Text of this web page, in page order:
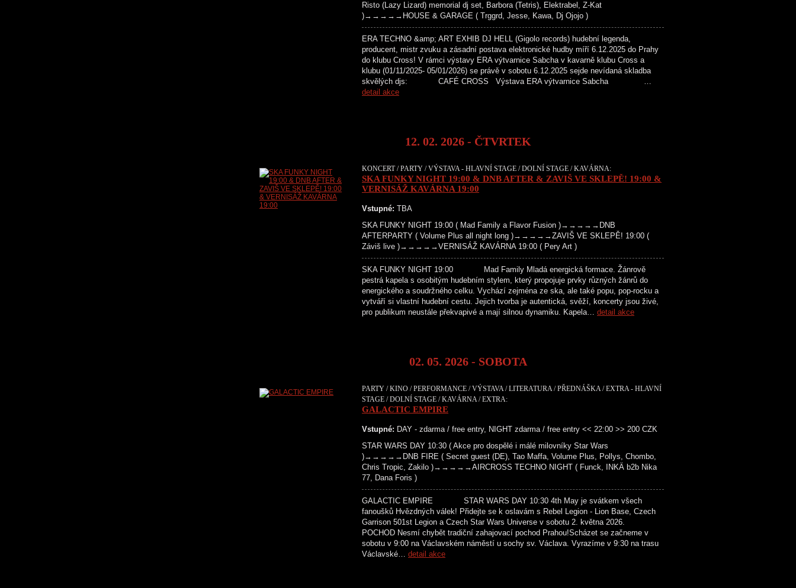
Risto (Lazy Lizard) memorial dj set, Barbora (Tetris), Elektrabel, Z-Kat
)→→→→→HOUSE & GARAGE ( Trggrd, Jesse, Kawa, Dj Ojojo )
ERA TECHNO &amp; ART EXHIB DJ HELL (Gigolo records) hudební legenda,
producent, mistr zvuku a zásadní postava elektronické hudby míří 6.12.2025 do Prahy
do klubu Cross! V rámci výstavy ERA výtvarnice Sabcha v kavarně klubu Cross a
klubu (01/11/2025- 05/01/2026) se právě v sobotu 6.12.2025 sejde nevídaná skladba
skvělých djs: CAFÉ CROSS Výstava ERA výtvarnice Sabcha …
detail akce
12. 02. 2026 - ČTVRTEK
KONCERT / PARTY / VÝSTAVA - HLAVNÍ STAGE / DOLNÍ STAGE / KAVÁRNA:
SKA FUNKY NIGHT 19:00 & DNB AFTER & ZAVIŠ VE SKLEPĚ! 19:00 &
VERNISÁŽ KAVÁRNA 19:00
Vstupné: TBA
SKA FUNKY NIGHT 19:00 ( Mad Family a Flavor Fusion )→→→→→DNB
AFTERPARTY ( Volume Plus all night long )→→→→→ZAVIŠ VE SKLEPĚ! 19:00 (
Záviš live )→→→→→VERNISÁŽ KAVÁRNA 19:00 ( Pery Art )
SKA FUNKY NIGHT 19:00 Mad Family Mladá energická formace. Žánrově
pestrá kapela s osobitým hudebním stylem, který propojuje prvky různých žánrů do
energického a soudržného celku. Vychází zejména ze ska, ale také popu, pop-rocku a
vytváří si vlastní hudební cestu. Jejich tvorba je autentická, svěží, koncerty jsou živé,
pro publikum neustále překvapivé a mají silnou dynamiku. Kapela… detail akce
02. 05. 2026 - SOBOTA
PARTY / KINO / PERFORMANCE / VÝSTAVA / LITERATURA / PŘEDNÁŠKA / EXTRA - HLAVNÍ
STAGE / DOLNÍ STAGE / KAVÁRNA / EXTRA:
GALACTIC EMPIRE
Vstupné: DAY - zdarma / free entry, NIGHT zdarma / free entry << 22:00 >> 200 CZK
STAR WARS DAY 10:30 ( Akce pro dospělé i málé milovníky Star Wars
)→→→→→DNB FIRE ( Secret guest (DE), Tao Maffa, Volume Plus, Pollys, Chombo,
Chris Tropic, Zakilo )→→→→→AIRCROSS TECHNO NIGHT ( Funck, INKÄ b2b Nika
77, Dana Foris )
GALACTIC EMPIRE STAR WARS DAY 10:30 4th May je svátkem všech
fanoušků Hvězdných válek! Přidejte se k oslavám s Rebel Legion - Lion Base, Czech
Garrison 501st Legion a Czech Star Wars Universe v sobotu 2. května 2026.
POCHOD Nesmí chybět tradiční zahajovací pochod Prahou!Scházet se začneme v
sobotu v 9:00 na Václavském náměstí u sochy sv. Václava. Vyrazíme v 9:30 na trasu
Václavské… detail akce